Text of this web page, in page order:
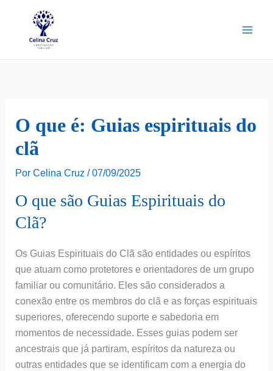
O que é: Guias espirituais do
clã
Por Celina Cruz / 07/09/2025
O que são Guias Espirituais do
Clã?
Os Guias Espirituais do Clã são entidades ou espíritos
que atuam como protetores e orientadores de um grupo
familiar ou comunitário. Eles são considerados a
conexão entre os membros do clã e as forças espirituais
superiores, oferecendo suporte e sabedoria em
momentos de necessidade. Esses guias podem ser
ancestrais que já partiram, espíritos da natureza ou
outras entidades que se identificam com a energia do